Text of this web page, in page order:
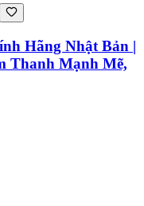
Hãng Nhật Bản |
Thanh Mạnh Mẽ,